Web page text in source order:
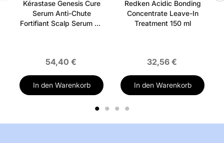
Kérastase Genesis Cure
Serum Anti-Chute
Fortifiant Scalp Serum 90
54,40 €
In den Warenkorb
Redken Acidic Bonding
Concentrate Leave-In
Treatment 150 ml
32,56 €
In den Warenkorb
1 2 3 4